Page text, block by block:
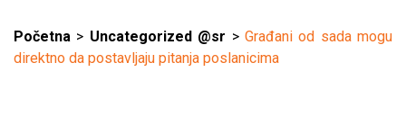
Početna > Uncategorized @sr > Građani od sada mogu
direktno da postavljaju pitanja poslanicima